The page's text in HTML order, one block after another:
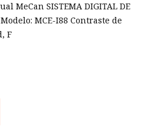
MeCan SISTEMA DIGITAL DE
MCE-I88 Contraste de
F